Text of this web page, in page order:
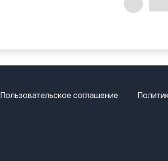
Пользовательское соглашение